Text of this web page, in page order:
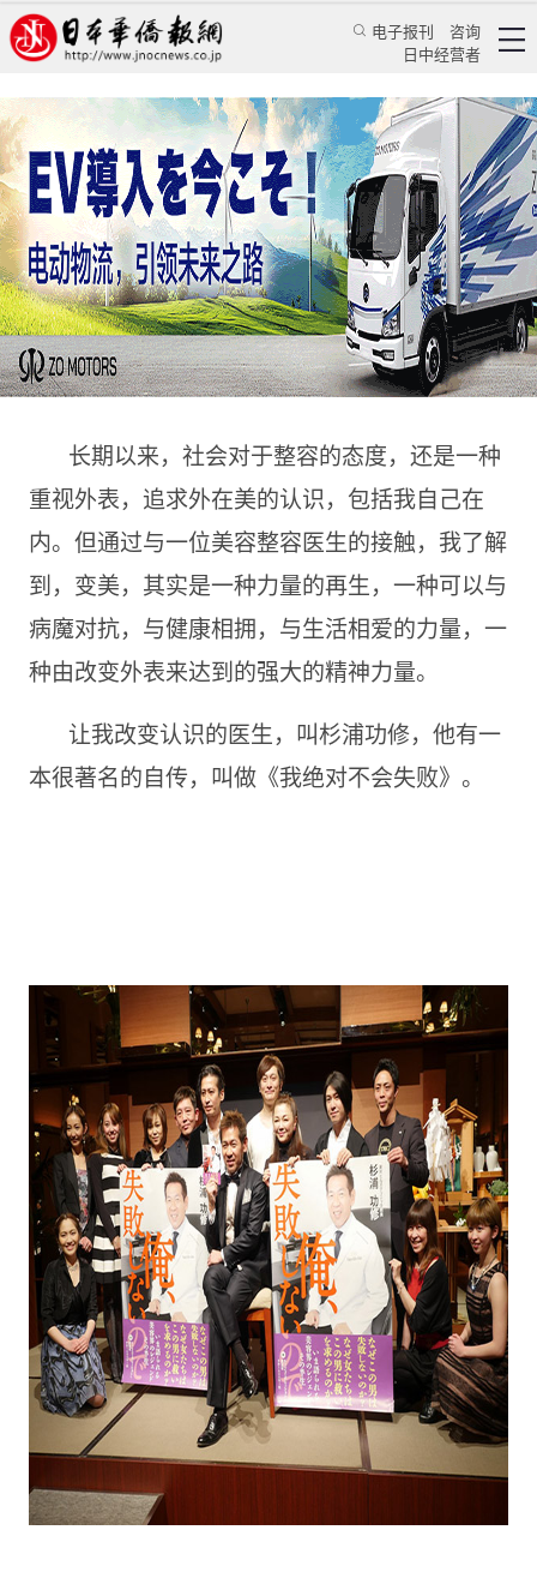
电子报刊
咨询
日中经营者
通过改变外表能获取到美与力量
——访东京新城美容整形外科医院院长杉浦功修
蒋丰 专访 医疗专家
日本新华侨报 2020/3/1 12:03:01
长期以来，社会对于整容的态度，还是一种
重视外表，追求外在美的认识，包括我自己在
内。但通过与一位美容整容医生的接触，我了解
到，变美，其实是一种力量的再生，一种可以与
病魔对抗，与健康相拥，与生活相爱的力量，一
种由改变外表来达到的强大的精神力量。
让我改变认识的医生，叫杉浦功修，他有一
本很著名的自传，叫做《我绝对不会失败》。